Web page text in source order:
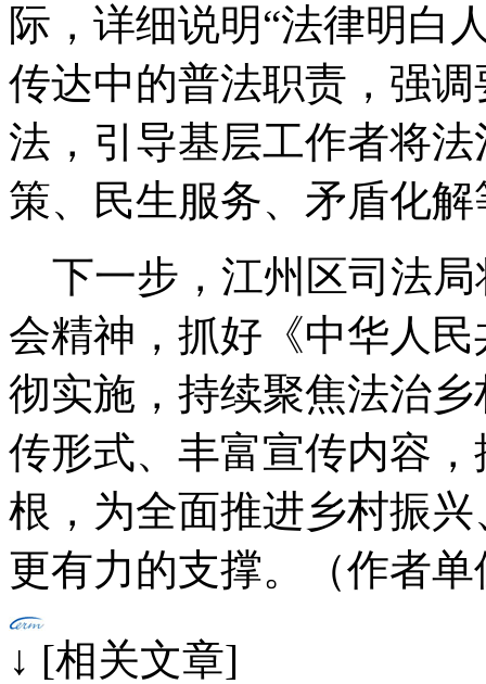
际，详细说明“法律明白
传达中的普法职责，强
法，引导基层工作者将
策、民生服务、矛盾化
下一步，江州区司法局
会精神，抓好《中华人
彻实施，持续聚焦法治
传形式、丰富宣传内容
根，为全面推进乡村振
更有力的支撑。（作者
↓ [相